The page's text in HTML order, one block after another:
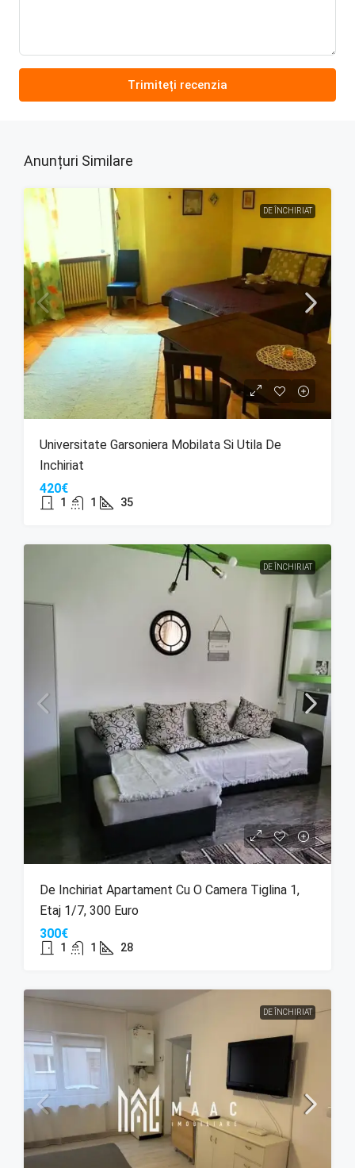
Trimiteți recenzia
Anunțuri Similare
DE ÎNCHIRIAT
Universitate Garsoniera Mobilata Si Utila De
Inchiriat
420€
1 1 35
DE ÎNCHIRIAT
De Inchiriat Apartament Cu O Camera Tiglina 1,
Etaj 1/7, 300 Euro
300€
1 1 28
DE ÎNCHIRIAT